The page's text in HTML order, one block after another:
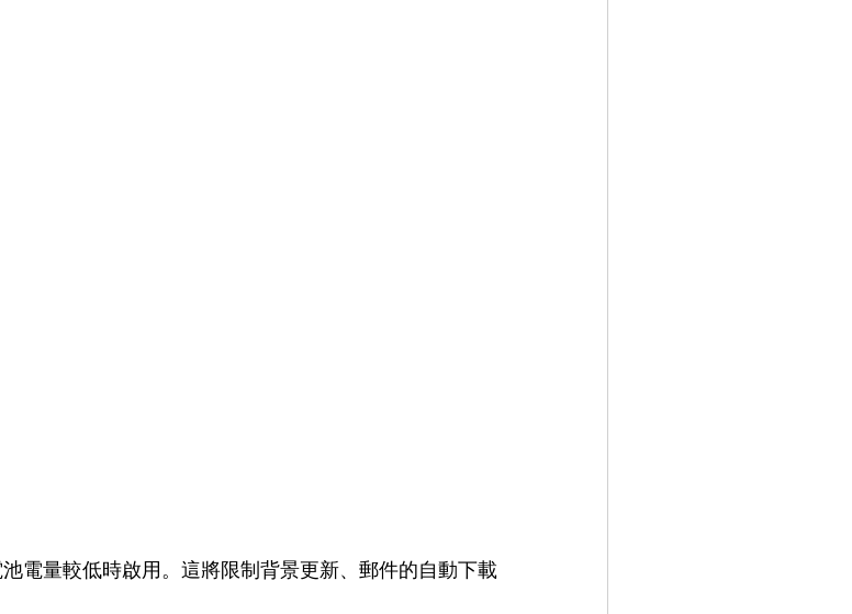
電量較低時啟用。這將限制背景更新、郵件的自動下載